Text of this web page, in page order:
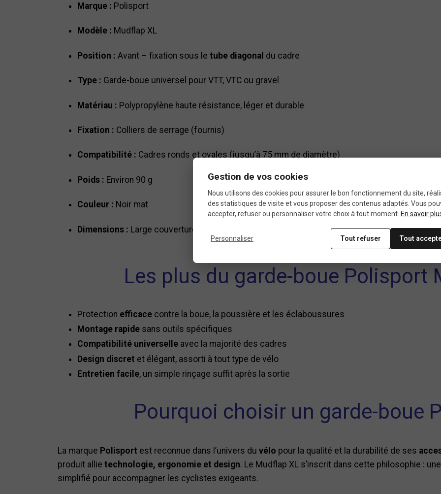
Marque : Polisport
Modèle : Mudflap XL
Position : Avant – fixation sous le tube diagonal du cadre
Type : Garde-boue universel pour VTT, VTC ou gravel
Matériau : Polypropylène haute résistance, léger et durable
Fixation : Colliers de serrage (fournis)
Compatibilité : Cadres ronds et ovales (jusqu’à 75 mm de diamètre)
Poids : Environ 90 g
Couleur : Noir mat
Dimensions : Large couverture pour une protection maximale contre les projections
Les plus du garde-boue Polisport
Protection efficace contre la boue, la poussière et les éclaboussures
Montage rapide sans outils spécifiques
Compatibilité universelle avec la majorité des cadres
Design discret et élégant, assorti à tout type de vélo
Entretien facile, un simple rinçage suffit après la sortie
Pourquoi choisir un garde-boue
La marque Polisport est reconnue dans l’univers du vélo pour la qualité et la durabilité de ses
produit allie technologie, ergonomie et design. Le Mudflap XL s’inscrit dans cette philosophie :
simplifié pour accompagner les cyclistes exigeants.
Gestion de vos cookies
Nous utilisons des cookies pour assurer le bon fonctionnement du site,
des statistiques de visite et vous proposer des contenus adaptés. Vous
accepter, refuser ou personnaliser votre choix à tout moment. En savoir
Personnaliser Tout refuser Tout